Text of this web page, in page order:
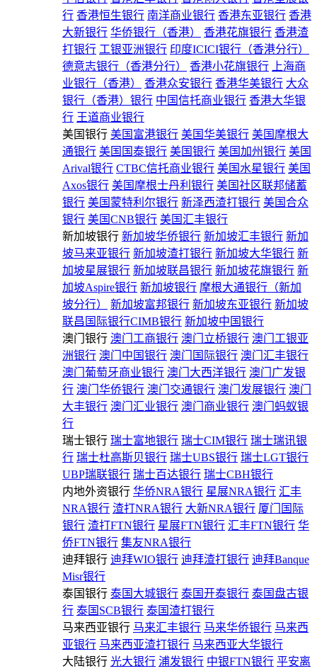
行 香港恒生银行 南洋商业银行 香港东亚银行 香港
大新银行 华侨银行（香港） 香港花旗银行 香港渣
打银行 工银亚洲银行 印度ICICI银行（香港分行）
德意志银行（香港分行）
香港小花旗银行
上海商
业银行（香港）
香港众安银行 香港华美银行 大众
银行（香港）银行 中国信托商业银行 香港大华银
行 王道商业银行
美国银行 美国富港银行 美国华美银行 美国摩根大
通银行 美国国泰银行 美国银行 美国加州银行 美国
Arival银行 CTBC信托商业银行 美国水星银行 美国
Axos银行 美国摩根士丹利银行 美国社区联邦储蓄
银行 美国蒙特利尔银行 新泽西渣打银行 美国合众
银行 美国CNB银行 美国汇丰银行
新加坡银行 新加坡华侨银行 新加坡汇丰银行 新加
坡马来亚银行 新加坡渣打银行 新加坡大华银行 新
加坡星展银行 新加坡联昌银行 新加坡花旗银行 新
加坡Aspire银行 新加坡银行 摩根大通银行（新加
坡分行）
新加坡富邦银行 新加坡东亚银行 新加坡
联昌国际银行CIMB银行 新加坡中国银行
澳门银行 澳门工商银行 澳门立桥银行 澳门工银亚
洲银行 澳门中国银行 澳门国际银行 澳门汇丰银行
澳门葡萄牙商业银行 澳门大西洋银行 澳门广发银
行 澳门华侨银行 澳门交通银行 澳门发展银行 澳门
大丰银行 澳门汇业银行 澳门商业银行 澳门蚂蚁银
行
瑞士银行 瑞士富地银行 瑞士CIM银行 瑞士瑞讯银
行 瑞士杜高斯贝银行 瑞士UBS银行 瑞士LGT银行
UBP瑞联银行 瑞士百达银行 瑞士CBH银行
内地外资银行 华侨NRA银行 星展NRA银行 汇丰
NRA银行 渣打NRA银行 大新NRA银行 厦门国际
银行 渣打FTN银行 星展FTN银行 汇丰FTN银行 华
侨FTN银行 集友NRA银行
迪拜银行 迪拜WIO银行 迪拜渣打银行 迪拜Banque
Misr银行
泰国银行 泰国大城银行 泰国开泰银行 泰国盘古银
行 泰国SCB银行 泰国渣打银行
马来西亚银行 马来汇丰银行 马来华侨银行 马来西
亚银行 马来西亚渣打银行 马来西亚大华银行
大陆银行 光大银行 浦发银行 中银FTN银行 平安离